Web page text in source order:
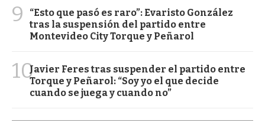
9
“Esto que pasó es raro”: Evaristo González
tras la suspensión del partido entre
Montevideo City Torque y Peñarol
10Javier Feres tras suspender el partido entre
Torque y Peñarol: “Soy yo el que decide
cuando se juega y cuando no”